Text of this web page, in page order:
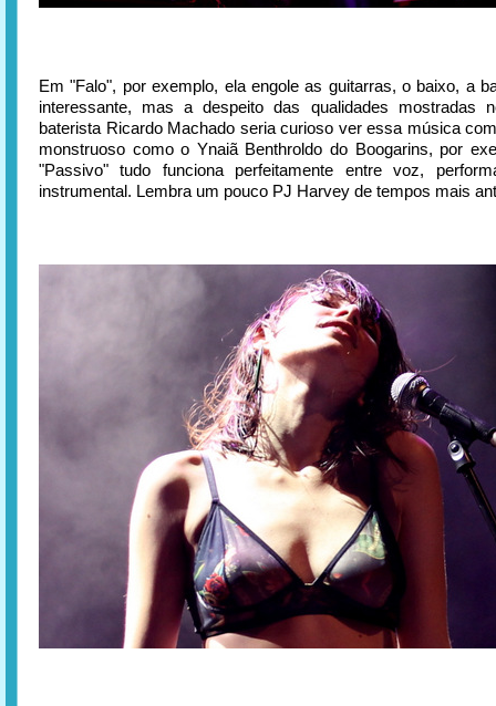
Em "Falo", por exemplo, ela engole as guitarras, o baixo, a
interessante, mas a despeito das qualidades mostradas
baterista Ricardo Machado seria curioso ver essa música
monstruoso como o Ynaiã Benthroldo do Boogarins, por
"Passivo" tudo funciona perfeitamente entre voz,
instrumental. Lembra um pouco PJ Harvey de tempos mais